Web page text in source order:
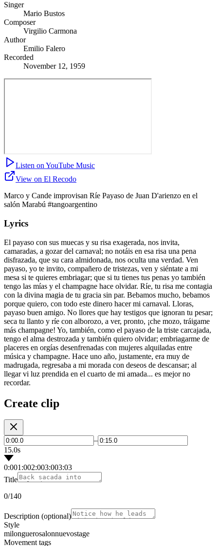
Singer
Mario Bustos
Composer
Virgilio Carmona
Author
Emilio Falero
Recorded
November 12, 1959
Listen on YouTube Music
View on El Recodo
Marco y Cande improvisan Ríe Payaso de Juan D'arienzo en el
salón Marabú #tangoargentino
Lyrics
El payaso con sus muecas y su risa exagerada, nos invita,
camaradas, a gozar del carnaval; no notáis en esa risa una pena
disfrazada, que su cara almidonada, nos oculta una verdad. Ven
payaso, yo te invito, compañero de tristezas, ven y siéntate a mi
mesa si te quieres embriagar; que si tu tienes tus penas yo también
tengo las mías y el champagne hace olvidar. Ríe, tu risa me contagia
con la divina magia de tu gracia sin par. Bebamos mucho, bebamos
porque quiero, con todo este dinero hacer mi carnaval. Lloras,
payaso buen amigo. No llores que hay testigos que ignoran tu pesar;
seca tu llanto y ríe con alborozo, a ver, pronto, ¡che mozo, tráigame
más champagne! Yo, también, como el payaso de la triste carcajada,
tengo el alma destrozada y también quiero olvidar; embriagarme de
placeres en orgías desenfrenadas con mujeres alquiladas entre
música y champagne. Hace uno año, justamente, era muy de
madrugada, regresaba a mi morada con deseos de descansar; al
llegar vi luz prendida en el cuarto de mi amada... es mejor no
recordar.
Create clip
–
15.0s
0:001:002:003:003:03
Title
0/140
Description (optional)
Style
milonguerosalonnuevostage
Movement tags